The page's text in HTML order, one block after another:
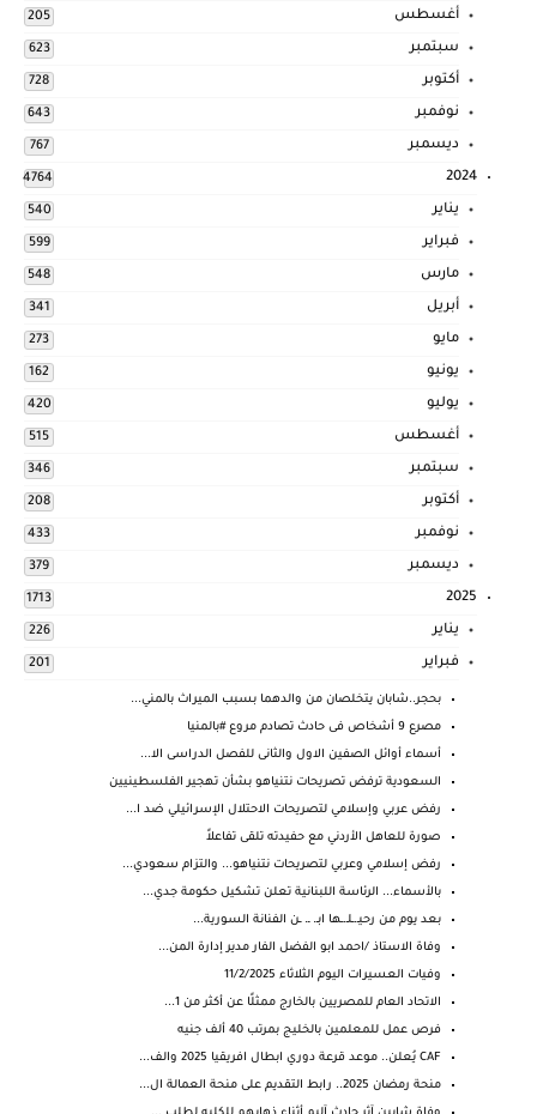
أغسطس 205
سبتمبر 623
أكتوبر 728
نوفمبر 643
ديسمبر 767
2024
4764
يناير 540
فبراير 599
مارس 548
أبريل 341
مايو 273
يونيو 162
يوليو 420
أغسطس 515
سبتمبر 346
أكتوبر 208
نوفمبر 433
ديسمبر 379
2025
1713
يناير 226
فبراير 201
بحجر..شابان يتخلصان من والدهما بسبب الميراث بالمني...
مصرع 9 أشخاص فى حادث تصادم مروع #بالمنيا
أسماء أوائل الصفين الاول والثانى للفصل الدراسى الا...
السعودية ترفض تصريحات نتنياهو بشأن تهجير الفلسطينيين
رفض عربي وإسلامي لتصريحات الاحتلال الإسرائيلي ضد ا...
صورة للعاهل الأردني مع حفيدته تلقى تفاعلاً
رفض إسلامي وعربي لتصريحات نتنياهو... والتزام سعودي...
بالأسماء... الرئاسة اللبنانية تعلن تشكيل حكومة جدي...
بعد يوم من رحيـ.ـلـ.ـها ابـ. ـ. ـن الفنانة السورية...
وفاة الاستاذ /احمد ابو الفضل الفار مدير إدارة المن...
وفيات العسيرات اليوم الثلاثاء 11/2/2025
الاتحاد العام للمصريين بالخارج ممثلًا عن أكثر من 1...
فرص عمل للمعلمين بالخليج بمرتب 40 ألف جنيه
CAF يُعلن.. موعد قرعة دوري ابطال افريقيا 2025 والف...
منحة رمضان 2025.. رابط التقديم على منحة العمالة ال...